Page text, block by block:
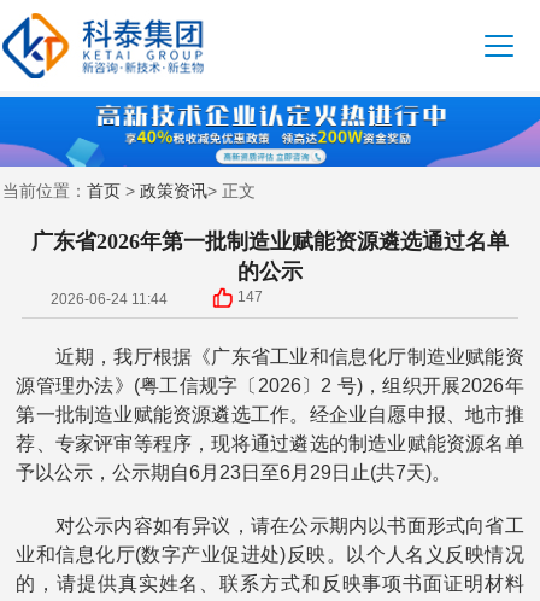
当前位置： 首页 > 政策资讯> 正文
广东省2026年第一批制造业赋能资源遴选通过名单
的公示
2026-06-24 11:44 147
近期，我厅根据《广东省工业和信息化厅制造业赋能资
源管理办法》(粤工信规字〔2026〕2 号)，组织开展2026年
第一批制造业赋能资源遴选工作。经企业自愿申报、地市推
荐、专家评审等程序，现将通过遴选的制造业赋能资源名单
予以公示，公示期自6月23日至6月29日止(共7天)。
对公示内容如有异议，请在公示期内以书面形式向省工
业和信息化厅(数字产业促进处)反映。以个人名义反映情况
的，请提供真实姓名、联系方式和反映事项书面证明材料